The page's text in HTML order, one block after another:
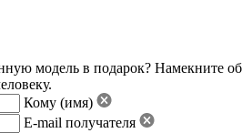
модель в подарок? Намекните об
Кому (имя)
E-mail получателя